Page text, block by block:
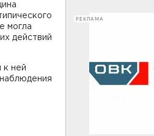
могла
действий
к ней
РЕКЛАМА